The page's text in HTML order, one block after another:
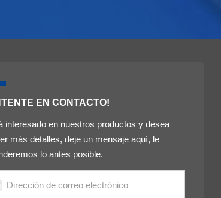
EN CONTACTO!
interesado en nuestros productos y desea
más detalles, deje un mensaje aquí, le
lo antes posible.